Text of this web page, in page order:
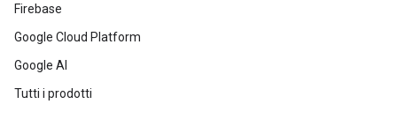
Firebase
Google Cloud Platform
Google AI
Tutti i prodotti